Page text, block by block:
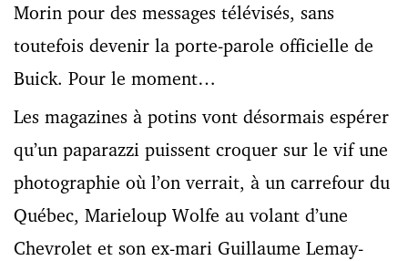
Morin pour des messages télévisés, sans
toutefois devenir la porte-parole officielle de
Buick. Pour le moment…
Les magazines à potins vont désormais espérer
qu’un paparazzi puissent croquer sur le vif une
photographie où l’on verrait, à un carrefour du
Québec, Marieloup Wolfe au volant d’une
Chevrolet et son ex-mari Guillaume Lemay-